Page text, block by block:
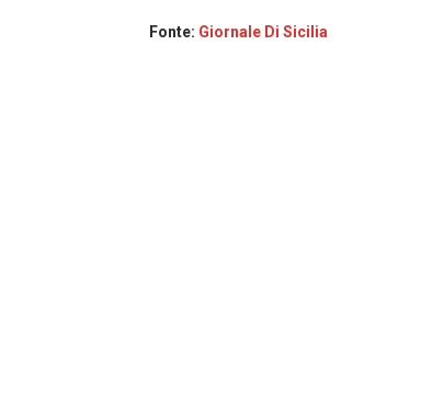
Fonte: Giornale Di Sicilia